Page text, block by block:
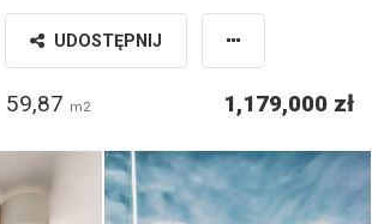
UDOSTĘPNIJ
59,87 m2 1,179,000 zł